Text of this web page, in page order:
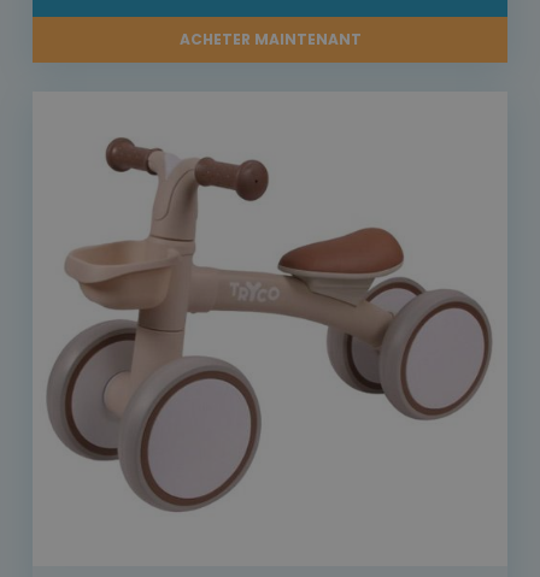
ACHETER MAINTENANT